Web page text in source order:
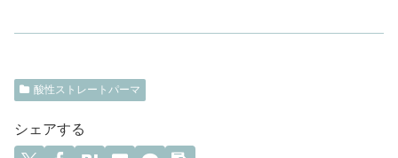
酸性ストレートパーマ
シェアする